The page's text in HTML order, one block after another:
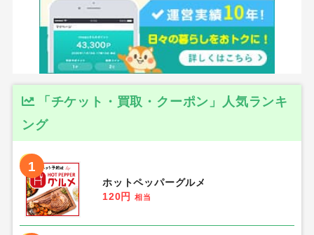
「チケット・買取・クーポン」人気ランキ
ング
1
ホットペッパーグルメ
120円
相当